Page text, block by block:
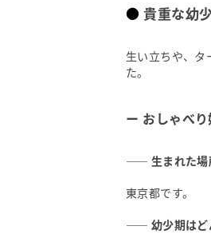
貴重な幼
生い立ちや、タ
た。
おしゃべ
―― 生まれた場
東京都です。
―― 幼少期はど